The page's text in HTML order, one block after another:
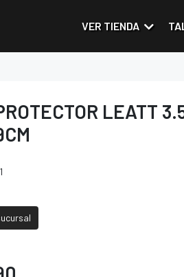
VER TIENDA
LEATT